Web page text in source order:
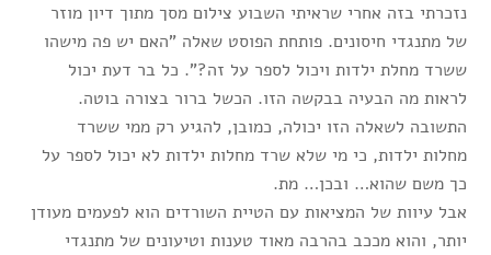
נזכרתי בזה אחרי שראיתי השבוע צילום מסך מתוך דיון מוזר
של מתנגדי חיסונים. פותחת הפוסט שאלה "האם יש פה מישהו
ששרד מחלת ילדות ויכול לספר על זה?". כל בר דעת יכול
לראות מה הבעיה בבקשה הזו. הכשל ברור בצורה בוטה.
התשובה לשאלה הזו יכולה, כמובן, להגיע רק ממי ששרד
מחלות ילדות, כי מי שלא שרד מחלות ילדות לא יכול לספר על
כך משם שהוא… ובכן… מת.
אבל עיוות של המציאות עם הטיית השורדים הוא לפעמים מעודן
יותר, והוא מככב בהרבה מאוד טענות וטיעונים של מתנגדי